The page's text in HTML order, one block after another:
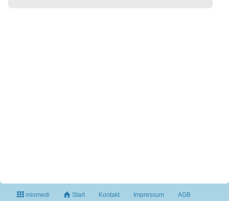
miomedi Start Kontakt Impressum AGB